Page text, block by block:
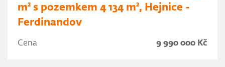
m² s pozemkem 4 134 m², Hejnice -
Ferdinandov
Cena 9 990 000 Kč